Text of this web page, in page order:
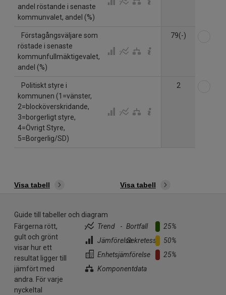
andel röstande i senaste
kommunvalet, andel (%)
Förstagångsväljare som
röstade i senaste
kommunfullmäktigevalet,
andel (%)
79(-)
Politiskt styre i
kommunen (1=vänster,
2=blocköverskridande,
3=borgerligt styre,
4=Övrigt Styre,
5=Borgerlig/SD)
2
Visa tabell Visa tabell
Guide till tabeller och diagram
Färgerna rött,
gult och grönt
visar hur ett
resultat ligger till
jämfört med
andra. För varje
nyckeltal
Trend
Jämförelse
Enhetsjämförelse
Komponentdata
- Bortfall
.. Sekretess
25%
50%
25%